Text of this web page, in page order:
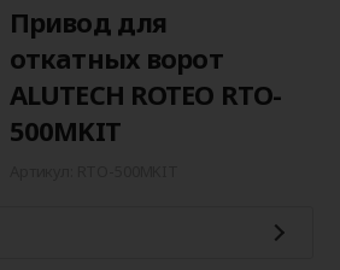
Привод для
откатных ворот
ALUTECH ROTEO RTO-
500МKIT